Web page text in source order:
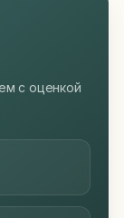
с оценкой